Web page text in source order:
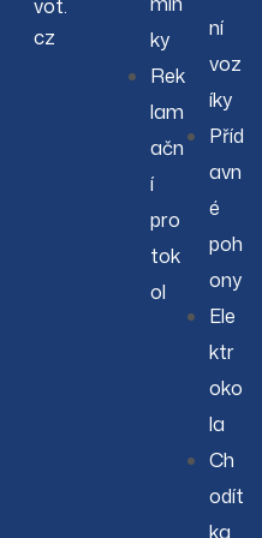
vot.
cz
ky
Rek
lam
ačn
í
pro
tok
ol
ní
voz
íky
Příd
avn
é
poh
ony
Ele
ktr
oko
la
Ch
odít
ka